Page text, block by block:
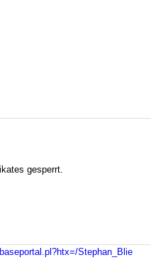
gesperrt.
Stephan_Blie